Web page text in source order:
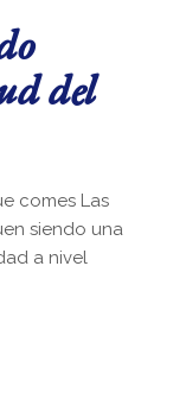
del
comes Las
siendo una
a nivel